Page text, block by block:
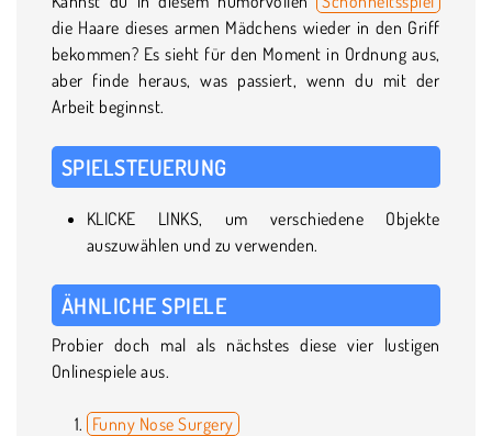
die Haare dieses armen Mädchens wieder in den Griff
bekommen? Es sieht für den Moment in Ordnung aus,
aber finde heraus, was passiert, wenn du mit der
Arbeit beginnst.
SPIELSTEUERUNG
KLICKE LINKS, um verschiedene Objekte
auszuwählen und zu verwenden.
ÄHNLICHE SPIELE
Probier doch mal als nächstes diese vier lustigen
Onlinespiele aus.
Funny Nose Surgery